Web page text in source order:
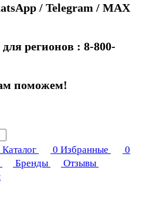
/ Telegram / MAX
регионов : 8-800-
поможем!
Каталог 0 Избранные
0
Бренды
Отзывы